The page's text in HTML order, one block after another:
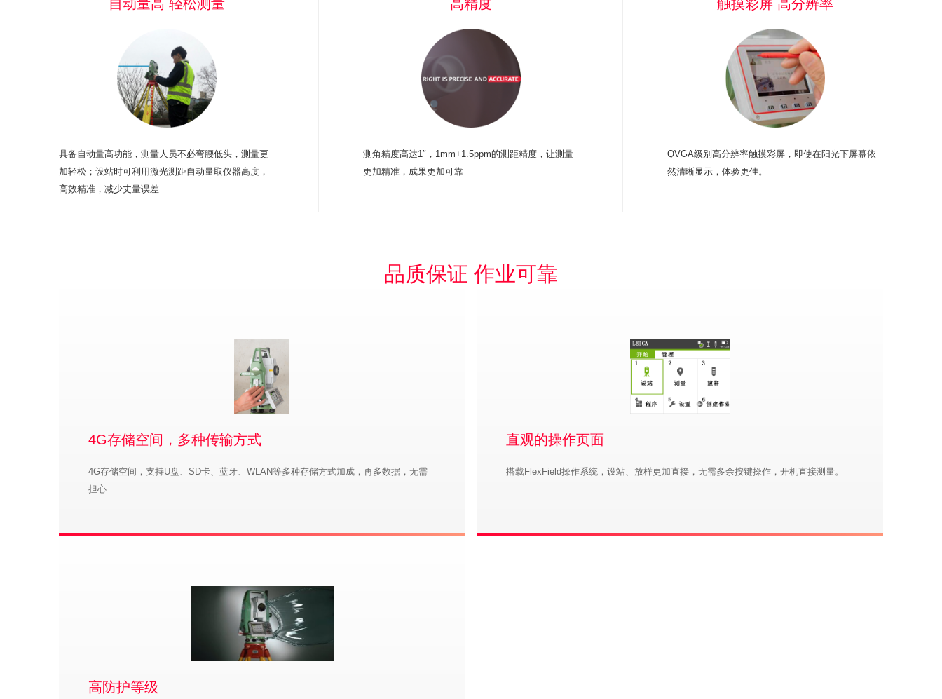
自动量高 轻松测量
具备自动量高功能，测量人员不必弯腰低头，测量更
加轻松；设站时可利用激光测距自动量取仪器高度，
高效精准，减少丈量误差
高精度
测角精度高达1″，1mm+1.5ppm的测距精度，让测量
更加精准，成果更加可靠
触摸彩屏 高分辨率
QVGA级别高分辨率触摸彩屏，即使在阳光下屏幕依
然清晰显示，体验更佳。
品质保证 作业可靠
4G存储空间，多种传输方式
4G存储空间，支持U盘、SD卡、蓝牙、WLAN等多种存储方式加成，再多数据，无需
担心
直观的操作页面
搭载FlexField操作系统，设站、放样更加直接，无需多余按键操作，开机直接测量。
高防护等级